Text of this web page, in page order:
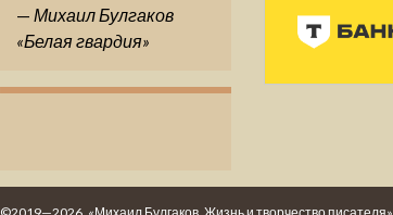
— Михаил Булгаков
«Белая гвардия»